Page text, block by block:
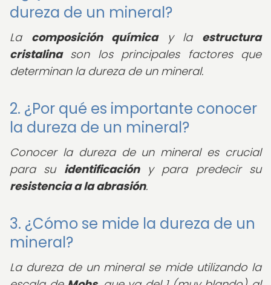
dureza de un mineral?
La composición químicay la estructura
cristalinason los principales factores que
determinan la dureza de un mineral.
2. ¿Por qué es importante conocer
la dureza de un mineral?
Conocer la dureza de un mineral es crucial
para su identificacióny para predecir su
resistencia a la abrasión.
3. ¿Cómo se mide la dureza de un
mineral?
La dureza de un mineral se mide utilizando la